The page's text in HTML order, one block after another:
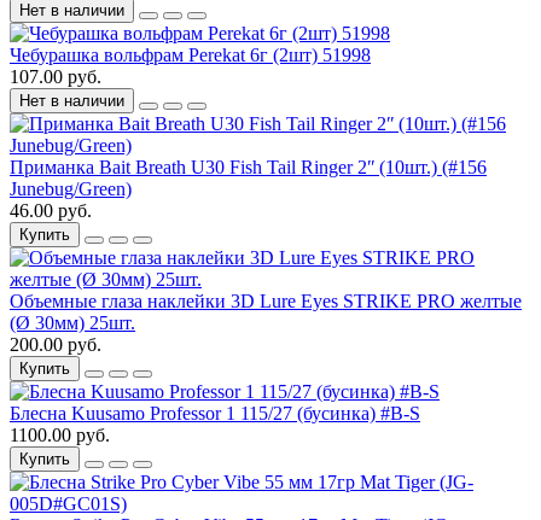
Нет в наличии
Чебурашка вольфрам Perekat 6г (2шт) 51998
107.00 руб.
Нет в наличии
Приманка Bait Breath U30 Fish Tail Ringer 2ʺ (10шт.) (#156
Junebug/Green)
46.00 руб.
Купить
Объемные глаза наклейки 3D Lure Eyes STRIKE PRO желтые
(Ø 30мм) 25шт.
200.00 руб.
Купить
Блесна Kuusamo Professor 1 115/27 (бусинка) #B-S
1100.00 руб.
Купить